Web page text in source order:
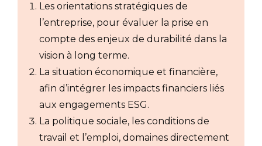
Les orientations stratégiques de
l’entreprise, pour évaluer la prise en
compte des enjeux de durabilité dans la
vision à long terme.
La situation économique et financière,
afin d’intégrer les impacts financiers liés
aux engagements ESG.
La politique sociale, les conditions de
travail et l’emploi, domaines directement